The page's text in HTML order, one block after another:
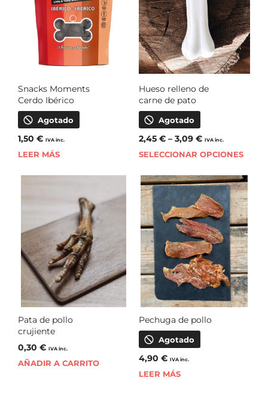
Snacks Moments
Cerdo Ibérico
Agotado
1,50 € IVA inc.
LEER MÁS
Hueso relleno de
carne de pato
Agotado
2,45 €– 3,09 € IVA inc.
SELECCIONAR OPCIONES
Pata de pollo
crujiente
0,30 € IVA inc.
AÑADIR A CARRITO
Pechuga de pollo
Agotado
4,90 € IVA inc.
LEER MÁS